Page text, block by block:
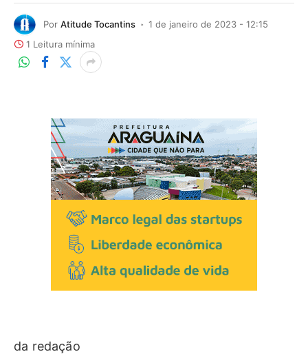
Por Atitude Tocantins
1 de janeiro de 2023 - 12:15
1 Leitura mínima
da redação